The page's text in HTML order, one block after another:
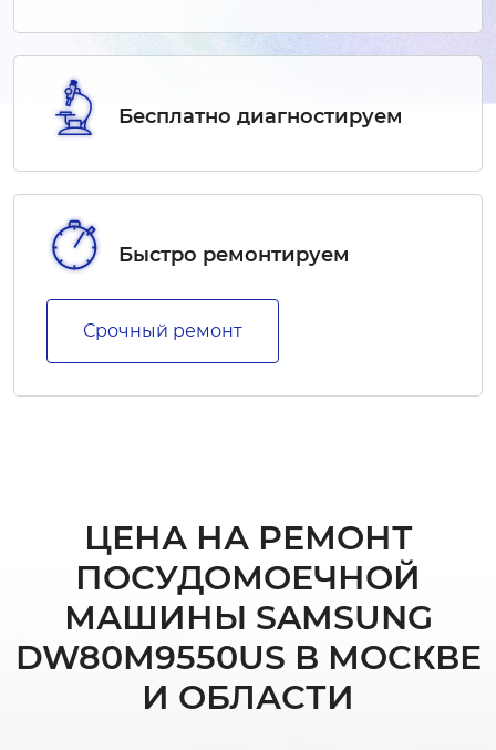
Бесплатно диагностируем
Быстро ремонтируем
Срочный ремонт
ЦЕНА НА РЕМОНТ
ПОСУДОМОЕЧНОЙ
МАШИНЫ SAMSUNG
DW80M9550US В МОСКВЕ
И ОБЛАСТИ